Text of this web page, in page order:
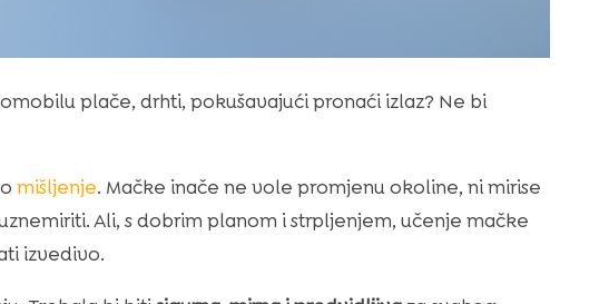
plače, drhti, pokušavajući pronaći izlaz? Ne bi
mišljenje. Mačke inače ne vole promjenu okoline, ni mirise
Ali, s dobrim planom i strpljenjem, učenje mačke
izvedivo.